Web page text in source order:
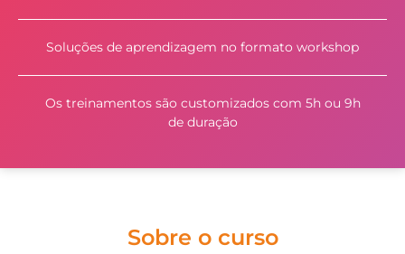
Soluções de aprendizagem no formato workshop
Os treinamentos são customizados com 5h ou 9h
de duração
Sobre o curso